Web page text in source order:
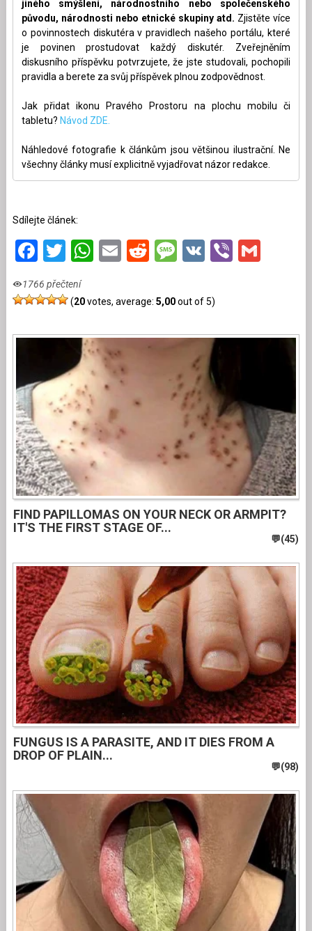
jiného smýšlení, národnostního nebo společenského
původu, národnosti nebo etnické skupiny atd. Zjistěte více
o povinnostech diskutéra v pravidlech našeho portálu, které
je povinen prostudovat každý diskutér. Zveřejněním
diskusního příspěvku potvrzujete, že jste studovali, pochopili
pravidla a berete za svůj příspěvek plnou zodpovědnost.
Jak přidat ikonu Pravého Prostoru na plochu mobilu či
tabletu? Návod ZDE.
Náhledové fotografie k článkům jsou většinou ilustrační. Ne
všechny články musí explicitně vyjadřovat názor redakce.
Sdílejte článek:
Facebook
Twitter
WhatsApp
EmailRedditMessage
VKViber
1766 přečtení
(20votes, average: 5,00out of 5)
FIND PAPILLOMAS ON YOUR NECK OR ARMPIT?
IT'S THE FIRST STAGE OF...
FUNGUS IS A PARASITE, AND IT DIES FROM A
DROP OF PLAIN...